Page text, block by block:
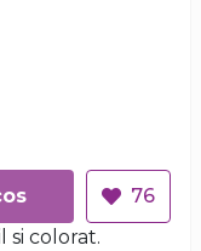
in cos
76
si colorat.